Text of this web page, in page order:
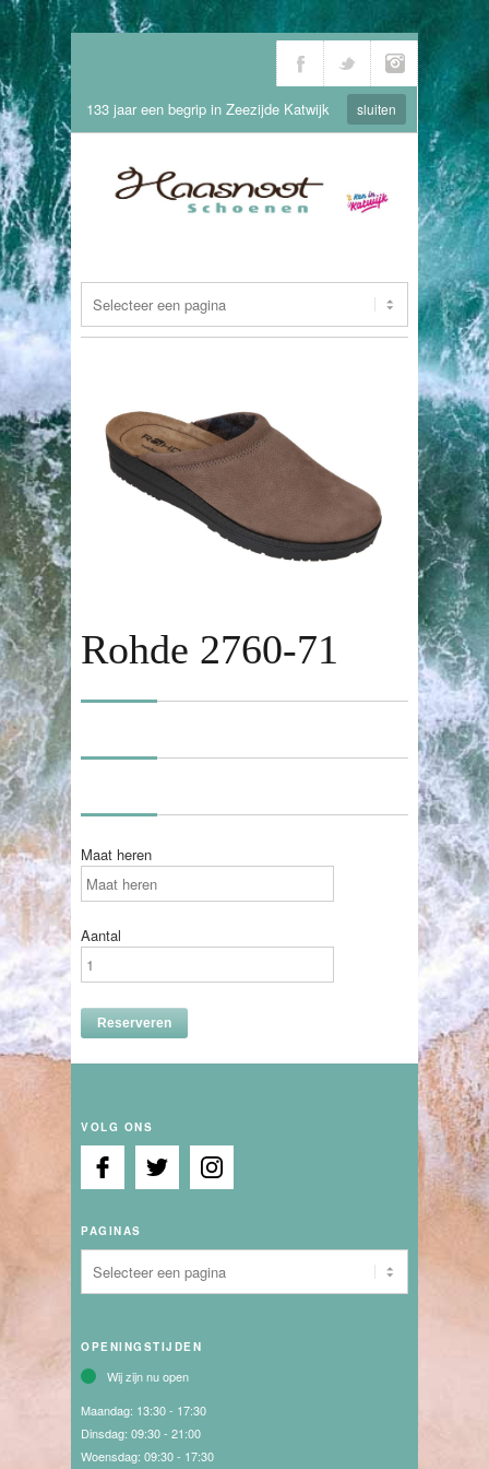
133 jaar een begrip in Zeezijde Katwijk sluiten
Rohde 2760-71
Maat heren
Aantal
VOLG ONS
PAGINAS
OPENINGSTIJDEN
Wij zijn nu open
Maandag: 13:30 - 17:30
Dinsdag: 09:30 - 21:00
Woensdag: 09:30 - 17:30